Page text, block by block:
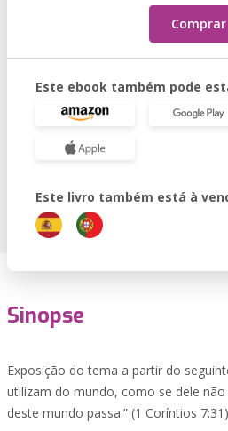
Comprar
Este ebook também pode
Este livro também está à
Sinopse
Exposição do tema a partir do
utilizam do mundo, como se dele
deste mundo passa.” (1 Coríntios 7:31)